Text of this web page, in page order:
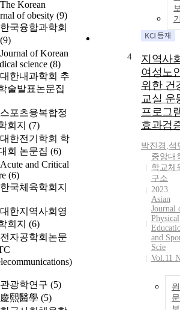
The Korean
of obesity (9)
한국융합과학회
(9)
Journal of Korean
science (8)
대한내과학회 추
술발표논문집
스포츠융복합정
회지 (7)
대한전기학회 학
회 논문집 (6)
Acute and Critical
(6)
한국체육학회지
대한지역사회영
회지 (6)
전자공학회논문
관광학연구 (5)
慶熙醫學 (5)
4
지역사
여성노
위한 건
교실 운
프로그
효과검
박진경 ,석
중앙대
학교체
구소
2023
Asian
Journal
Physical
and
Scie
Vol.11
원
문